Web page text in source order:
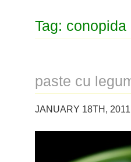
Tag: conopida
paste cu
JANUARY 18TH,